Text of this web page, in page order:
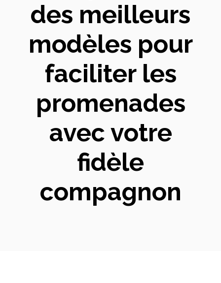
des meilleurs
modèles pour
faciliter les
promenades
avec votre
fidèle
compagnon